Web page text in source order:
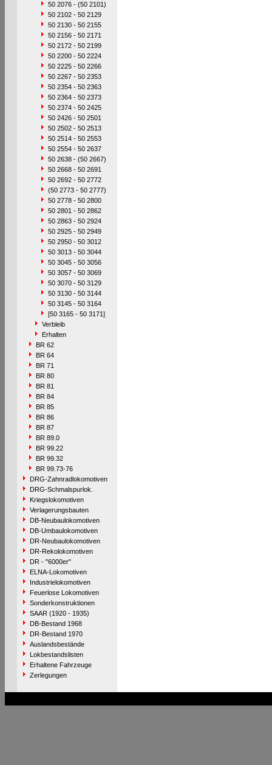
50 2076 - (50 2101)
50 2102 - 50 2129
50 2130 - 50 2155
50 2156 - 50 2171
50 2172 - 50 2199
50 2200 - 50 2224
50 2225 - 50 2266
50 2267 - 50 2353
50 2354 - 50 2363
50 2364 - 50 2373
50 2374 - 50 2425
50 2426 - 50 2501
50 2502 - 50 2513
50 2514 - 50 2553
50 2554 - 50 2637
50 2638 - (50 2667)
50 2668 - 50 2691
50 2692 - 50 2772
(50 2773 - 50 2777)
50 2778 - 50 2800
50 2801 - 50 2862
50 2863 - 50 2924
50 2925 - 50 2949
50 2950 - 50 3012
50 3013 - 50 3044
50 3045 - 50 3056
50 3057 - 50 3069
50 3070 - 50 3129
50 3130 - 50 3144
50 3145 - 50 3164
[50 3165 - 50 3171]
Verbleib
Erhalten
BR 62
BR 64
BR 71
BR 80
BR 81
BR 84
BR 85
BR 86
BR 87
BR 89.0
BR 99.22
BR 99.32
BR 99.73-76
DRG-Zahnradlokomotiven
DRG-Schmalspurlok.
Kriegslokomotiven
Verlagerungsbauten
DB-Neubaulokomotiven
DB-Umbaulokomotiven
DR-Neubaulokomotiven
DR-Rekolokomotiven
DR - "6000er"
ELNA-Lokomotiven
Industrielokomotiven
Feuerlose Lokomotiven
Sonderkonstruktionen
SAAR (1920 - 1935)
DB-Bestand 1968
DR-Bestand 1970
Auslandsbestände
Lokbestandslisten
Erhaltene Fahrzeuge
Zerlegungen